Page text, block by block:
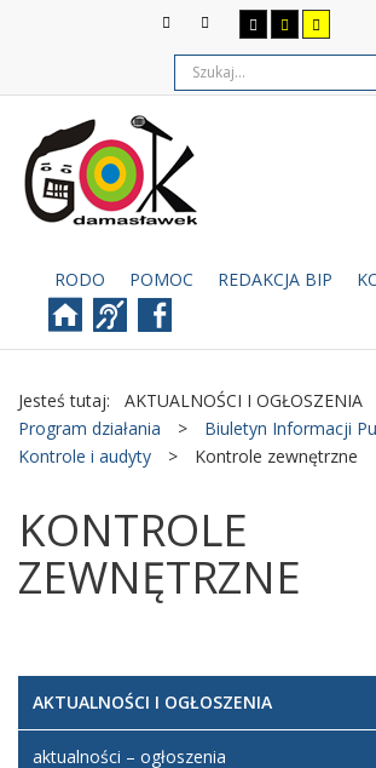
RODO POMOC REDAKCJA BIP
Jesteś tutaj: AKTUALNOŚCI I OGŁOSZENIA
Program działania
> Biuletyn Informacji
Kontrole i audyty
> Kontrole zewnętrzne
KONTROLE
ZEWNĘTRZNE
AKTUALNOŚCI I OGŁOSZENIA
aktualności – ogłoszenia